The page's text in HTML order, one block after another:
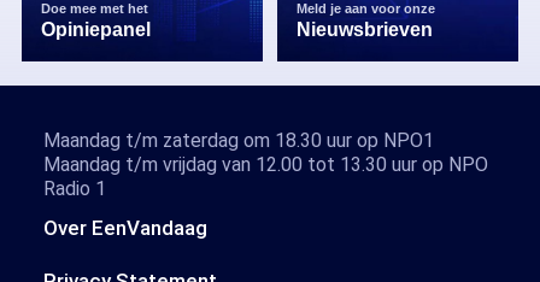
Doe mee met het
Opiniepanel
Meld je aan voor onze
Nieuwsbrieven
Over EenVandaag
Maandag t/m zaterdag om 18.30 uur op NPO1
Maandag t/m vrijdag van 12.00 tot 13.30 uur op NPO
Radio 1